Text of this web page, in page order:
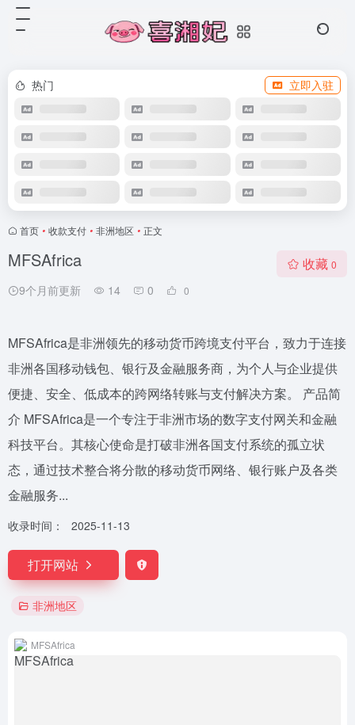
热门 立即入驻
首页 • 收款支付 • 非洲地区 • 正文
MFSAfrica
9个月前更新 14 0 0
收藏 0
MFSAfrica是非洲领先的移动货币跨境支付平台，致力于连接
非洲各国移动钱包、银行及金融服务商，为个人与企业提供
便捷、安全、低成本的跨网络转账与支付解决方案。 产品简
介 MFSAfrica是一个专注于非洲市场的数字支付网关和金融
科技平台。其核心使命是打破非洲各国支付系统的孤立状
态，通过技术整合将分散的移动货币网络、银行账户及各类
金融服务...
收录时间： 2025-11-13
打开网站
非洲地区
MFSAfrica